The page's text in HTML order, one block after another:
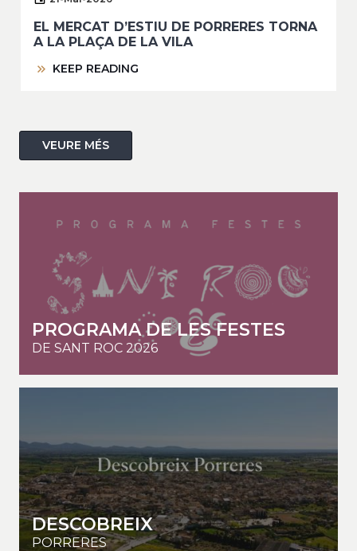
EL MERCAT D’ESTIU DE PORRERES TORNA
A LA PLAÇA DE LA VILA
KEEP READING
VEURE MÉS
DE SANT ROC 2026
PROGRAMA DE LES FESTES
PORRERES
DESCOBREIX